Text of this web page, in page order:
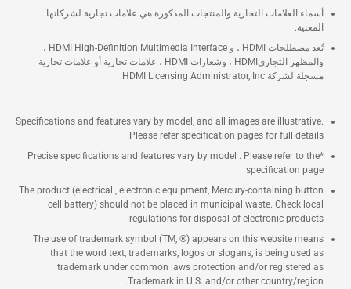
أسماء العلامات التجارية والمنتجات المذكورة هي علامات تجارية لشركاتها
المعنية.
تُعد مصطلحات HDMI ، و HDMI High-Definition Multimedia Interface ،
والمظهر التجاريHDMI ، وشعارات HDMI ، علامات تجارية أو علامات تجارية
مسجلة لشركة HDMI Licensing Administrator, Inc.
Specifications and features vary by model, and all images are illustrative.
Please refer specification pages for full details.
*Precise specifications and features vary by model . Please refer to the
specification page
The product (electrical , electronic equipment, Mercury-containing button
cell battery) should not be placed in municipal waste. Check local
regulations for disposal of electronic products.
The use of trademark symbol (TM, ®) appears on this website means
that the word text, trademarks, logos or slogans, is being used as
trademark under common laws protection and/or registered as
Trademark in U.S. and/or other country/region.